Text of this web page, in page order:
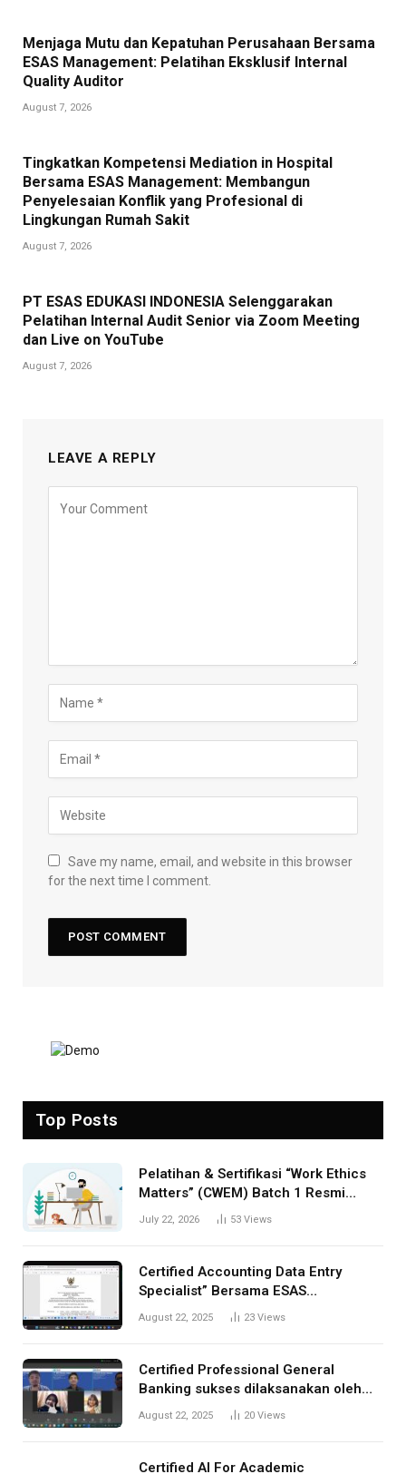
Menjaga Mutu dan Kepatuhan Perusahaan Bersama
ESAS Management: Pelatihan Eksklusif Internal
Quality Auditor
August 7, 2026
Tingkatkan Kompetensi Mediation in Hospital
Bersama ESAS Management: Membangun
Penyelesaian Konflik yang Profesional di
Lingkungan Rumah Sakit
August 7, 2026
PT ESAS EDUKASI INDONESIA Selenggarakan
Pelatihan Internal Audit Senior via Zoom Meeting
dan Live on YouTube
August 7, 2026
LEAVE A REPLY
Save my name, email, and website in this browser
for the next time I comment.
Top Posts
Pelatihan & Sertifikasi “Work Ethics
Matters” (CWEM) Batch 1 Resmi
Dibuka! Tingkatkan Profesionalisme
July 22, 2026 53 Views
Certified Accounting Data Entry
Specialist” Bersama ESAS
Management: Menjawab Kebutuhan
August 22, 2025 23 Views
Certified Professional General
Banking sukses dilaksanakan oleh
ESAS Management
August 22, 2025 20 Views
Certified AI For Academic